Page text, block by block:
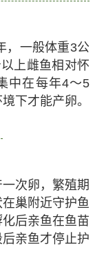
，一般体重3公
上雌鱼相对怀
中在每年4～5
下才能产卵。
次卵，繁殖期
巢附近守护鱼
后亲鱼在鱼苗
亲鱼才停止护